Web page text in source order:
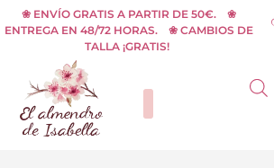
al
contenido
❀ ENVÍO GRATIS A PARTIR DE 50€. ❀
ENTREGA EN 48/72 HORAS. ❀ CAMBIOS DE
TALLA ¡GRATIS!